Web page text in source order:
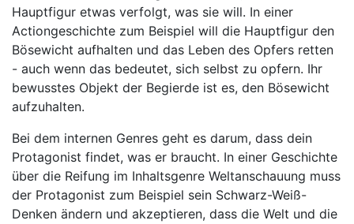
Hauptfigur etwas verfolgt, was sie will. In einer
Actiongeschichte zum Beispiel will die Hauptfigur den
Bösewicht aufhalten und das Leben des Opfers retten
- auch wenn das bedeutet, sich selbst zu opfern. Ihr
bewusstes Objekt der Begierde ist es, den Bösewicht
aufzuhalten.
Bei dem internen Genres geht es darum, dass dein
Protagonist findet, was er braucht. In einer Geschichte
über die Reifung im Inhaltsgenre Weltanschauung muss
der Protagonist zum Beispiel sein Schwarz-Weiß-
Denken ändern und akzeptieren, dass die Welt und die